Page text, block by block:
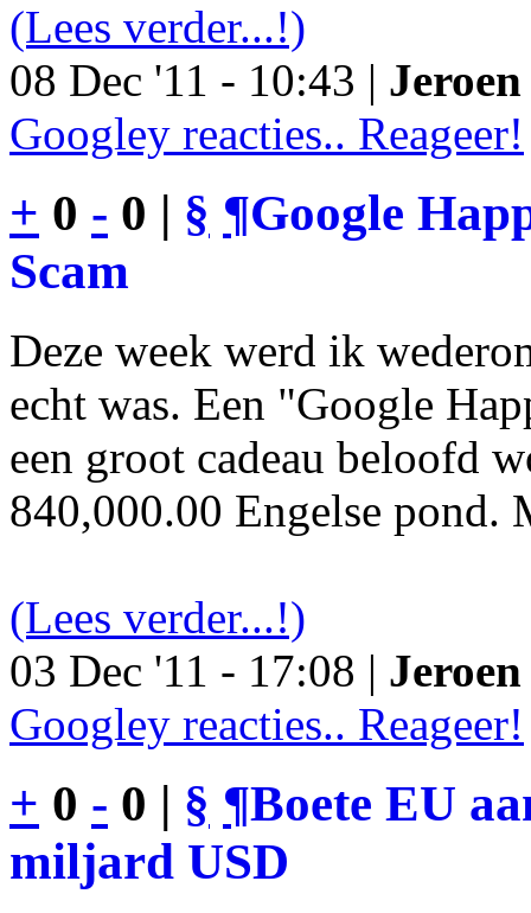
(Lees verder...!)
08 Dec '11 - 10:43 |
Googley reacties.. Reageer!
+ 0 - 0 | § ¶Google
Scam
Deze week werd ik
echt was. Een "Google
een groot cadeau beloofd
840,000.00 Engelse pond.
(Lees verder...!)
03 Dec '11 - 17:08 |
Googley reacties.. Reageer!
+ 0 - 0 | § ¶Boete EU
miljard USD